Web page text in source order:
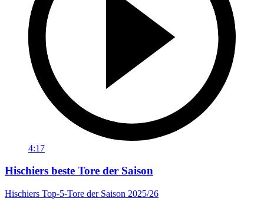
4:17
Hischiers beste Tore der Saison
Hischiers Top-5-Tore der Saison 2025/26